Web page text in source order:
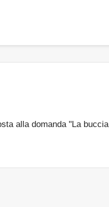
alla domanda "La buccia